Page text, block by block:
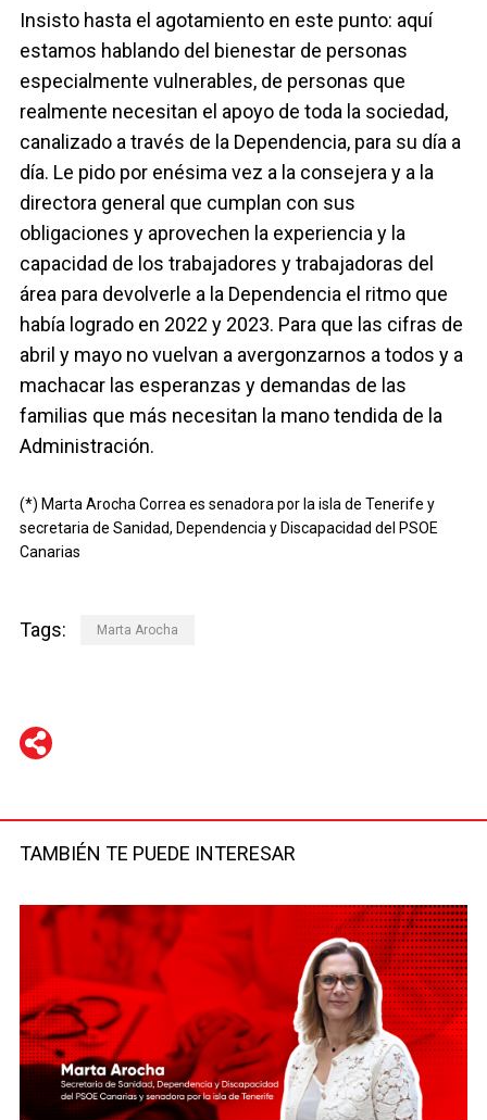
Insisto hasta el agotamiento en este punto: aquí
estamos hablando del bienestar de personas
especialmente vulnerables, de personas que
realmente necesitan el apoyo de toda la sociedad,
canalizado a través de la Dependencia, para su día a
día. Le pido por enésima vez a la consejera y a la
directora general que cumplan con sus
obligaciones y aprovechen la experiencia y la
capacidad de los trabajadores y trabajadoras del
área para devolverle a la Dependencia el ritmo que
había logrado en 2022 y 2023. Para que las cifras de
abril y mayo no vuelvan a avergonzarnos a todos y a
machacar las esperanzas y demandas de las
familias que más necesitan la mano tendida de la
Administración.
(*) Marta Arocha Correa es senadora por la isla de Tenerife y
secretaria de Sanidad, Dependencia y Discapacidad del PSOE
Canarias
Tags: Marta Arocha
TAMBIÉN TE PUEDE INTERESAR